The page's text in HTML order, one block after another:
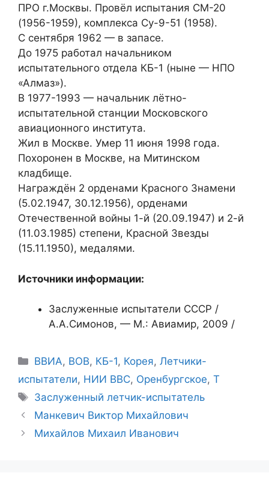
ПРО г.Москвы. Провёл испытания СМ-20
(1956-1959), комплекса Су-9-51 (1958).
С сентября 1962 — в запасе.
До 1975 работал начальником
испытательного отдела КБ-1 (ныне — НПО
«Алмаз»).
В 1977-1993 — начальник лётно-
испытательной станции Московского
авиационного института.
Жил в Москве. Умер 11 июня 1998 года.
Похоронен в Москве, на Митинском
кладбище.
Награждён 2 орденами Красного Знамени
(5.02.1947, 30.12.1956), орденами
Отечествен­ной войны 1-й (20.09.1947) и 2-й
(11.03.1985) степени, Красной Звезды
(15.11.1950), медалями.
Источники информации:
Заслуженные испытатели СССР /
А.А.Симонов, — М.: Авиамир, 2009 /
Рубрики
ВВИА, ВОВ, КБ-1, Корея,Летчики-
испытатели, НИИ ВВС, Оренбургское, Т
Метки
Заслуженный летчик-испытатель
Манкевич Виктор Михайлович
Михайлов Михаил Иванович